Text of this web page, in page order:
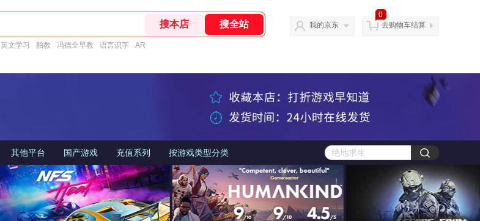
英文学习 胎教 冯德全早教 语言识字 AR
我的京东
0
去购物车结算
其他平台 国产游戏 充值系列 按游戏类型分类